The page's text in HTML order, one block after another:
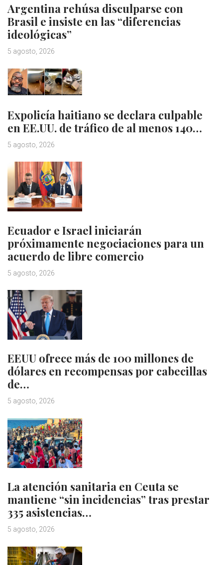
Argentina rehúsa disculparse con
Brasil e insiste en las “diferencias
ideológicas”
5 agosto, 2026
Expolicía haitiano se declara culpable
en EE.UU. de tráfico de al menos 140…
5 agosto, 2026
Ecuador e Israel iniciarán
próximamente negociaciones para un
acuerdo de libre comercio
5 agosto, 2026
EEUU ofrece más de 100 millones de
dólares en recompensas por cabecillas
de…
5 agosto, 2026
La atención sanitaria en Ceuta se
mantiene “sin incidencias” tras prestar
335 asistencias…
5 agosto, 2026